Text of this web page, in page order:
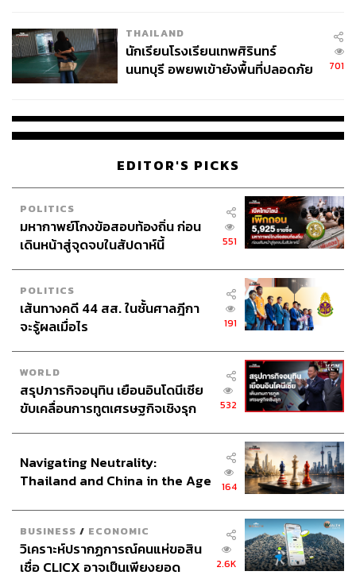
สินค้าโภคภัณฑ์ (Commodities): ควรมี ทองคำและ
สินค้าโภคภัณฑ์ เช่น ทองแดง น้ำมัน ติดพอร์ตไว้ เพื่อ
ใช้เป็นเครื่องมือป้องกันความเสี่ยง (Hedge) จากภาวะ
โดยเฉพาะแร่ธาตุอุตสาหกรรมที่ยังคงได้รับอานิสงส์
มหาศาลจากความต้องการในการสร้างโครงสร้างพื้น
โดยสรุป ในยุคที่ AI โตระเบิดท่ามกลางโลกที่แบ่งขั้ว การกระ
จายการลงทุนอย่างมีกลยุทธ์ จากแค่ชิปไปสู่โครงสร้างพื้น
ฐานขนาดใหญ่ จากสหรัฐฯ ขยายมายังภูมิภาคเอเชีย พร้อม
ทั้งปกป้องพอร์ตด้วยตราสารหนี้ระยะสั้นและทองคำ จะเป็น
กุญแจสำคัญที่ช่วยให้พอร์ตการลงทุนเติบโตได้อย่างยั่งยืน
ภาพ:OMG_Studio, Phonlamai Photo/ Shutterstock
สามารถติดตาม THE STANDARD WEALTH
ผ่านแอปพลิเคชันต่างๆ ที่คุณสะดวกหรือใช้งานอยู่แล้วได้เลย
TAGS: เกษรี อายุตตะกะ
ปัญญาประดิษฐ์ (Artificial intelligence - AI)
USA
China
การลงทุน Taiwan
South Korea
SCB CIO
ทองคำ
จ่ายหนี้-แอบระบุแบรนด์
THAILAND
นักเรียนโรงเรียนเทพศิรินทร์
นนทบุรี อพยพเข้ายังพื้นที่ปลอดภัย
701
EDITOR'S PICKS
POLITICS
มหากาพย์โกงข้อสอบท้องถิ่น ก่อน
เดินหน้าสู่จุดจบในสัปดาห์นี้
551
POLITICS
เส้นทางคดี 44 สส. ในชั้นศาลฎีกา
จะรู้ผลเมื่อไร
191
WORLD
สรุปภารกิจอนุทิน เยือนอินโดนีเซีย
ขับเคลื่อนการทูตเศรษฐกิจเชิงรุก
532
Navigating Neutrality:
Thailand and China in the Age
164
BUSINESS / ECONOMIC
วิเคราะห์ปรากฏการณ์คนแห่ขอสิน
เชื่อ CLICX อาจเป็นเพียงยอด
2.6K